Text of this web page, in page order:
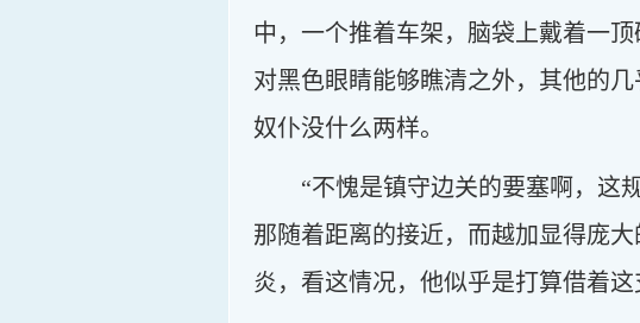
中，一个推着车架，脑袋上戴着一
对黑色眼睛能够瞧清之外，其他的
奴仆没什么两样。
“不愧是镇守边关的要塞啊，
那随着距离的接近，而越加显得庞
炎，看这情况，他似乎是打算借着